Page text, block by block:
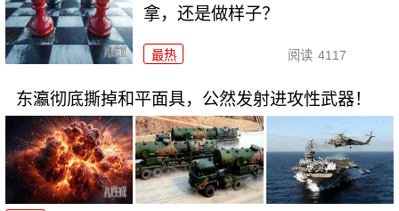
拿，还是做样子？
最热 阅读 4117
东瀛彻底撕掉和平面具，公然发射进攻性武器！